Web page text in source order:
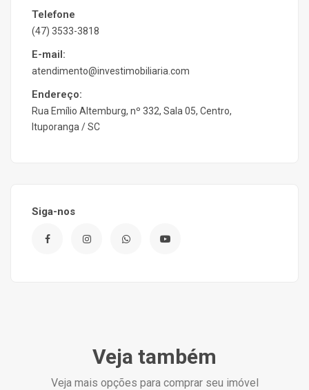
Telefone
(47) 3533-3818
E-mail:
atendimento@investimobiliaria.com
Endereço:
Rua Emílio Altemburg, nº 332, Sala 05, Centro,
Ituporanga / SC
Siga-nos
Veja também
Veja mais opções para comprar seu imóvel